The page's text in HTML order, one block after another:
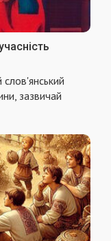
зазвичай